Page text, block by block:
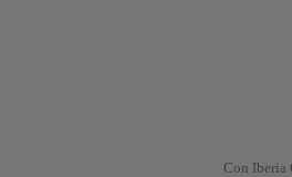
Con Iberia